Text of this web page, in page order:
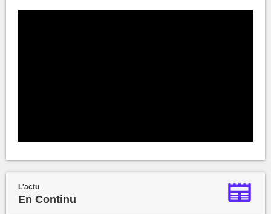
L'actu
En Continu